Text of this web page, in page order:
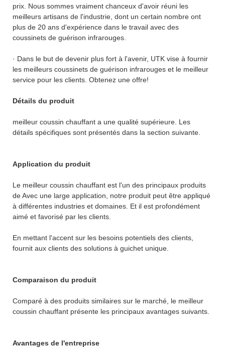
prix. Nous sommes vraiment chanceux d'avoir réuni les
meilleurs artisans de l'industrie, dont un certain nombre ont
plus de 20 ans d'expérience dans le travail avec des
coussinets de guérison infrarouges.
· Dans le but de devenir plus fort à l'avenir, UTK vise à fournir
les meilleurs coussinets de guérison infrarouges et le meilleur
service pour les clients. Obtenez une offre!
Détails du produit
meilleur coussin chauffant a une qualité supérieure. Les
détails spécifiques sont présentés dans la section suivante.
Application du produit
Le meilleur coussin chauffant est l'un des principaux produits
de Avec une large application, notre produit peut être appliqué
à différentes industries et domaines. Et il est profondément
aimé et favorisé par les clients.
En mettant l'accent sur les besoins potentiels des clients,
fournit aux clients des solutions à guichet unique.
Comparaison du produit
Comparé à des produits similaires sur le marché, le meilleur
coussin chauffant présente les principaux avantages suivants.
Avantages de l'entreprise